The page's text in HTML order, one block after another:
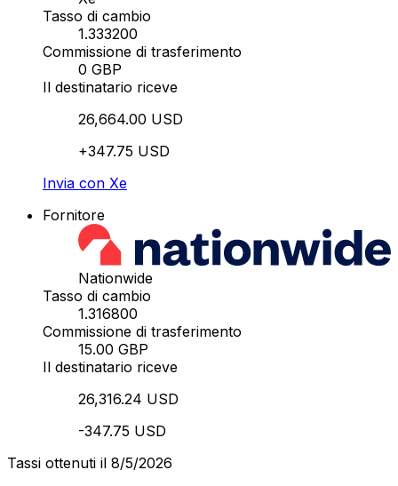
Tasso di cambio
1.333200
Commissione di trasferimento
0 GBP
Il destinatario riceve
26,664.00 USD
+347.75 USD
Invia con Xe
Fornitore
Nationwide
Tasso di cambio
1.316800
Commissione di trasferimento
15.00 GBP
Il destinatario riceve
26,316.24 USD
-347.75 USD
Tassi ottenuti il 8/5/2026